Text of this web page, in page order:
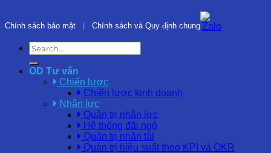
Chính sách bảo mật Chính sách và Quy định chung
OD Tư vấn
Chiến lược
Chiến lược kinh doanh
Nhân lực
Quản trị nhân lực
Hệ thống đãi ngộ
Quản trị nhân tài
Quản trị hiệu suất theo KPI và OKR